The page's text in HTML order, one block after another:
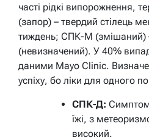
часті рідкі випорожнення,
(запор) – твердий стілець
тиждень; СПК-М (змішаний)
(невизначений). У 40%
даними Mayo Clinic.
успіху, бо ліки для одного
СПК-Д:
їжі, з
високий.